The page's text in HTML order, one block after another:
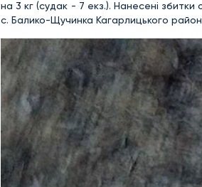
на 3 кг (судак - 7 екз.). Нанесені збитки
с. Балико-Щучинка Кагарлицького